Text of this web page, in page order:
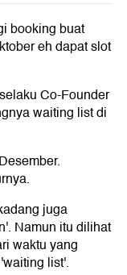
booking buat
eh dapat slot
Co-Founder
waiting list di
juga
Namun itu dilihat
waktu yang
list'.